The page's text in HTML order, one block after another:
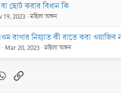
ছোট করার বিধান কি
19, 2023 মহিলা অঙ্গন
রাখার নিয়্যাত কী রাতে করা
Mar 20, 2023 মহিলা অঙ্গন
WhatsApp
Link